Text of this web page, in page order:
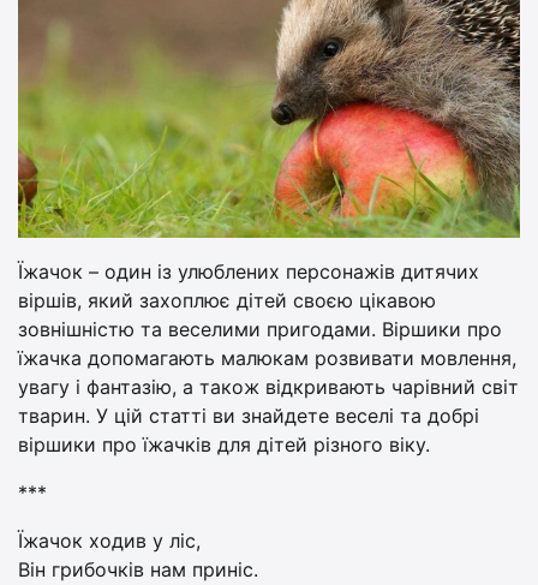
Їжачок – один із улюблених персонажів дитячих
віршів, який захоплює дітей своєю цікавою
зовнішністю та веселими пригодами. Віршики про
їжачка допомагають малюкам розвивати мовлення,
увагу і фантазію, а також відкривають чарівний світ
тварин. У цій статті ви знайдете веселі та добрі
віршики про їжачків для дітей різного віку.
***
Їжачок ходив у ліс,
Він грибочків нам приніс.